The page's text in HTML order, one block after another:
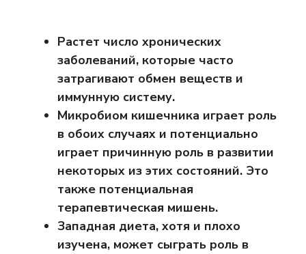
Растет число хронических
заболеваний, которые часто
затрагивают обмен веществ и
иммунную систему.
Микробиом кишечника играет роль
в обоих случаях и потенциально
играет причинную роль в развитии
некоторых из этих состояний. Это
также потенциальная
терапевтическая мишень.
Западная диета, хотя и плохо
изучена, может сыграть роль в